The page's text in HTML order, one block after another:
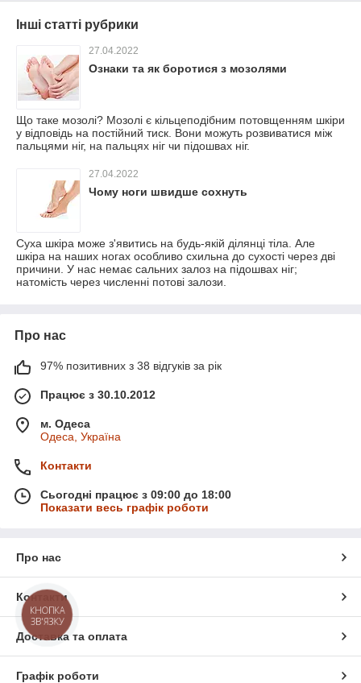
Інші статті рубрики
27.04.2022
Ознаки та як боротися з мозолями
Що таке мозолі? Мозолі є кільцеподібним потовщенням шкіри
у відповідь на постійний тиск. Вони можуть розвиватися між
пальцями ніг, на пальцях ніг чи підошвах ніг.
27.04.2022
Чому ноги швидше сохнуть
Суха шкіра може з'явитись на будь-якій ділянці тіла. Але
шкіра на наших ногах особливо схильна до сухості через дві
причини. У нас немає сальних залоз на підошвах ніг;
натомість через численні потові залози.
Про нас
97% позитивних з 38 відгуків за рік
Працює з 30.10.2012
м. Одеса
Одеса, Україна
Контакти
Сьогодні працює з 09:00 до 18:00
Показати весь графік роботи
Про нас
Контакти
Доставка та оплата
Графік роботи
КНОПКА
ЗВ'ЯЗКУ